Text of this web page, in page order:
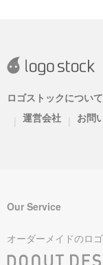
ロゴストックについて
| 運営会社 | お問
Our Service
オーダーメイドのロ